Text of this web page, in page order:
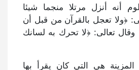
أنه أنزل مرتلا منجما شيئا
﴿ولا تعجل بالقرآن من قبل أن
تعالى: ﴿لا تحرك به لسانك
المزينة هي التي كان يقرأ بها